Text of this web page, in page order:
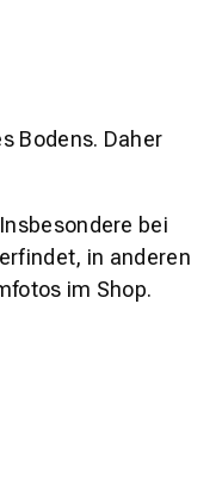
Bodens. Daher
bei
in anderen
im Shop.